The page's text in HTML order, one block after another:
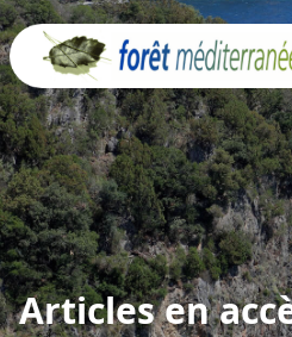
Articles en
Panneau de gestion des cookies